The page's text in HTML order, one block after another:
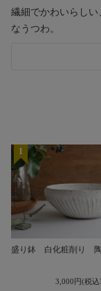
繊細でかわいらしい
なうつわ。
1
盛り鉢 白化粧削り
3,000円(税込